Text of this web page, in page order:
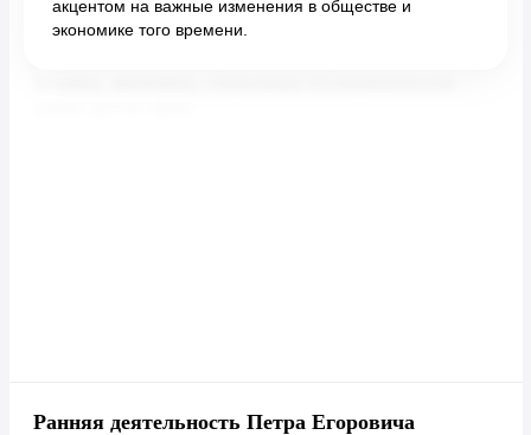
акцентом на важные изменения в обществе и
экономике того времени.
Ранняя деятельность Петра Егоровича